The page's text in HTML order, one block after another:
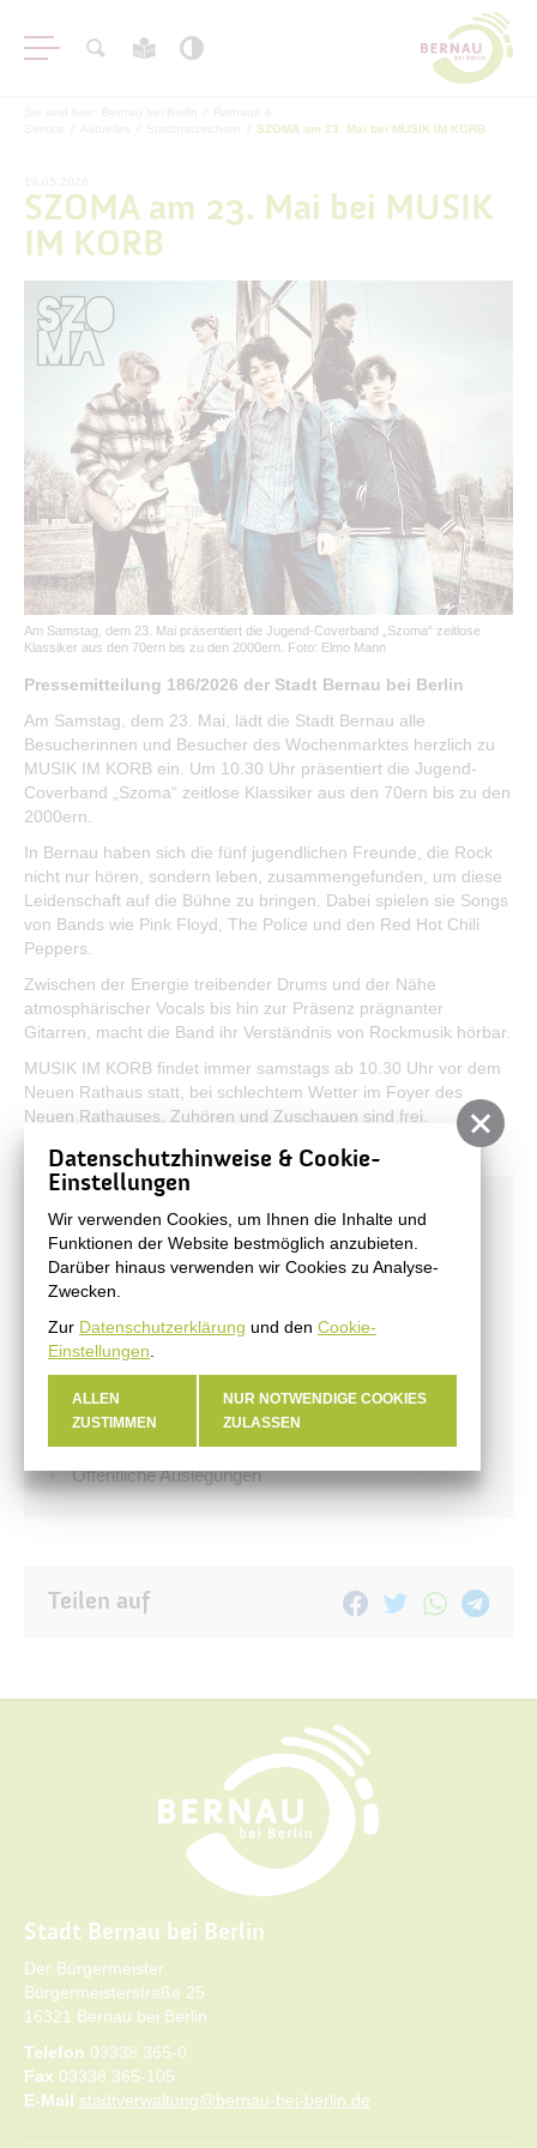
Stadtnachrichten
Archiv
Veranstaltungen
#BERNAUER
Amtsblatt
Haushalt
Öffentliche Auslegungen
Bürgerservice
Stadtverwaltung
SZOMA am 23. Mai bei MUSIK IM KORB
SZOMA am 23. Mai bei MUSIK
IM KORB
Am Samstag, dem 23. Mai präsentiert die Jugend-Coverband „Szoma“ zeitlose
Klassiker aus den 70ern bis zu den 2000ern. Foto: Elmo Mann
Pressemitteilung 186/2026 der Stadt Bernau bei Berlin
Am Samstag, dem 23. Mai, lädt die Stadt Bernau alle
Besucherinnen und Besucher des Wochenmarktes herzlich zu
MUSIK IM KORB ein. Um 10.30 Uhr präsentiert die Jugend-
Coverband „Szoma“ zeitlose Klassiker aus den 70ern bis zu den
2000ern.
In Bernau haben sich die fünf jugendlichen Freunde, die Rock
nicht nur hören, sondern leben, zusammengefunden, um diese
Leidenschaft auf die Bühne zu bringen. Dabei spielen sie Songs
von Bands wie Pink Floyd, The Police und den Red Hot Chili
Peppers.
Zwischen der Energie treibender Drums und der Nähe
atmosphärischer Vocals bis hin zur Präsenz prägnanter
Gitarren, macht die Band ihr Verständnis von Rockmusik hörbar.
MUSIK IM KORB findet immer samstags ab 10.30 Uhr vor dem
Neuen Rathaus statt, bei schlechtem Wetter im Foyer des
Neuen Rathauses. Zuhören und Zuschauen sind frei.
Aktuelles
Stadtnachrichten
Archiv
Veranstaltungen
#BERNAUER
Amtsblatt
Öffentliche Auslegungen
Teilen auf
Stadt Bernau bei Berlin
Der Bürgermeister
Bürgermeisterstraße 25
16321 Bernau bei Berlin
Telefon 03338 365-0
Fax 03338 365-105
E-Mail stadtverwaltung@bernau-bei-berlin.de
Datenschutzhinweise & Cookie-
Einstellungen
Wir verwenden Cookies, um Ihnen die Inhalte und
Funktionen der Website bestmöglich anzubieten.
Darüber hinaus verwenden wir Cookies zu Analyse-
Zwecken.
Zur Datenschutzerklärung und den Cookie-
Einstellungen
ALLEN
ZUSTIMMEN
NUR NOTWENDIGE COOKIES
ZULASSEN